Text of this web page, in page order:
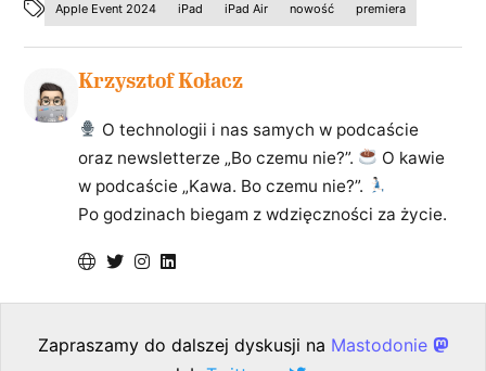
Apple Event 2024 iPad iPad Air nowość premiera
Krzysztof Kołacz
O technologii i nas samych w podcaście
oraz newsletterze „Bo czemu nie?”.
O kawie
w podcaście „Kawa. Bo czemu nie?”.
Po godzinach biegam z wdzięczności za życie.
Zapraszamy do dalszej dyskusji na Mastodonie